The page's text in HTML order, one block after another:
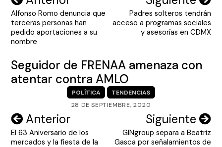
de
entradas
Alfonso Romo denuncia que
terceras personas han
pedido aportaciones a su
nombre
Padres solteros tendrán
acceso a programas sociales
y asesorías en CDMX
Seguidor de FRENAA amenaza con
atentar contra AMLO
POLÍTICA
TENDENCIAS
28 DE SEPTIEMBRE, 2020
Navegación
de
Anterior
El 63 Aniversario de los
mercados y la fiesta de la
Siguiente
GINgroup separa a Beatriz
Gasca por señalamientos de